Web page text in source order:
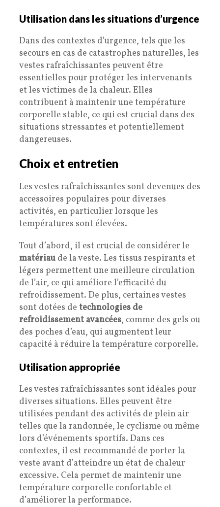
Utilisation dans les situations d’urgence
Dans des contextes d’urgence, tels que les
secours en cas de catastrophes naturelles, les
vestes rafraîchissantes peuvent être
essentielles pour protéger les intervenants
et les victimes de la chaleur. Elles
contribuent à maintenir une température
corporelle stable, ce qui est crucial dans des
situations stressantes et potentiellement
dangereuses.
Choix et entretien
Les vestes rafraîchissantes sont devenues des
accessoires populaires pour diverses
activités, en particulier lorsque les
températures sont élevées.
Tout d’abord, il est crucial de considérer le
matériau de la veste. Les tissus respirants et
légers permettent une meilleure circulation
de l’air, ce qui améliore l’efficacité du
refroidissement. De plus, certaines vestes
sont dotées de technologies de
refroidissement avancées, comme des gels ou
des poches d’eau, qui augmentent leur
capacité à réduire la température corporelle.
Utilisation appropriée
Les vestes rafraîchissantes sont idéales pour
diverses situations. Elles peuvent être
utilisées pendant des activités de plein air
telles que la randonnée, le cyclisme ou même
lors d’événements sportifs. Dans ces
contextes, il est recommandé de porter la
veste avant d’atteindre un état de chaleur
excessive. Cela permet de maintenir une
température corporelle confortable et
d’améliorer la performance.